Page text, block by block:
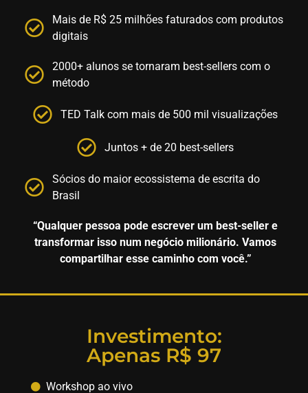
Mais de R$ 25 milhões faturados com produtos
digitais
2000+ alunos se tornaram best-sellers com o
método
TED Talk com mais de 500 mil visualizações
Juntos + de 20 best-sellers
Sócios do maior ecossistema de escrita do
Brasil
“Qualquer pessoa pode escrever um best-seller e
transformar isso num negócio milionário. Vamos
compartilhar esse caminho com você.”
Investimento:
Apenas R$ 97
Workshop ao vivo